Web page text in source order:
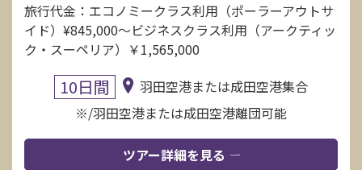
旅行代金：エコノミークラス利用（ポーラーアウトサ
イド）¥845,000〜ビジネスクラス利用（アークティッ
ク・スーペリア）￥1,565,000
10日間
羽田空港または成田空港集合
※/羽田空港または成田空港離団可能
ツアー詳細を見る